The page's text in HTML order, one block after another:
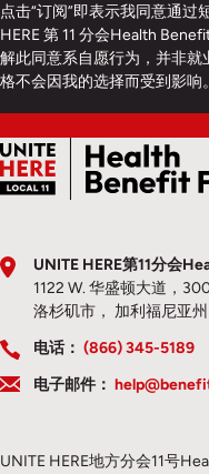
点击“订阅”即表示我同意通过
HERE 第 11 分会Health
解此同意系自愿行为，并非
格不会因我的选择而受到影响
UNITE HERE第11分会
1122 W. 华盛顿大道，
洛杉矶市， 加利福尼亚
电话： (866) 345-5189
电子邮件：
UNITE HERE地方分会11号